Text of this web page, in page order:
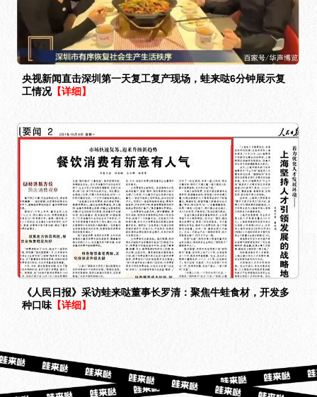
央视新闻直击深圳第一天复工复产现场，蛙来哒6分钟展示复
工情况【详细】
《人民日报》采访蛙来哒董事长罗清：聚焦牛蛙食材，开发多
种口味 【详细】